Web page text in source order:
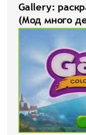
Gallery:
(Мод много